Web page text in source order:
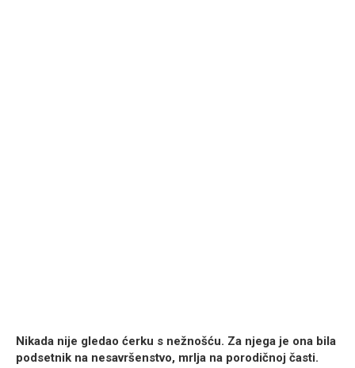
Nikada nije gledao ćerku s nežnošću. Za njega je ona bila
podsetnik na nesavršenstvo, mrlja na porodičnoj časti.